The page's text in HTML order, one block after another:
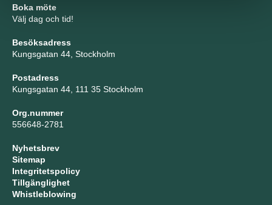
Boka möte
Välj dag och tid!
Besöksadress
Kungsgatan 44, Stockholm
Postadress
Kungsgatan 44, 111 35 Stockholm
Org.nummer
556648-2781
Nyhetsbrev
Sitemap
Integritetspolicy
Tillgänglighet
Whistleblowing